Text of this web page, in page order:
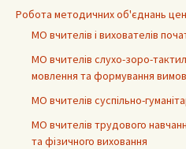
Робота методичних об'єднань
МО вчителів і вихователів
МО вчителів слухо-зоро-
мовлення та формування
МО вчителів суспільно-
МО вчителів трудового
та фізичного виховання